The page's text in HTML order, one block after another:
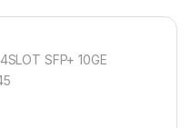
SFP+ 10GE